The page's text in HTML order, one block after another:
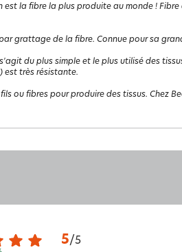
est la fibre la plus produite au monde !
grattage de la fibre. Connue pour sa
du plus simple et le plus utilisé des
est très résistante.
ou fibres pour produire des tissus. Chez
5/5